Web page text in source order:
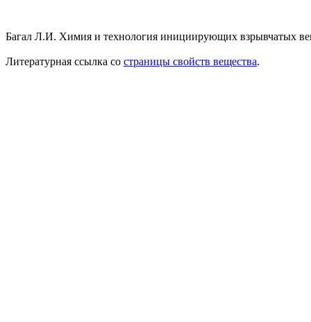
Багал Л.И. Химия и технология инициирующих взрывчатых
Литературная ссылка со страницы свойств вещества.